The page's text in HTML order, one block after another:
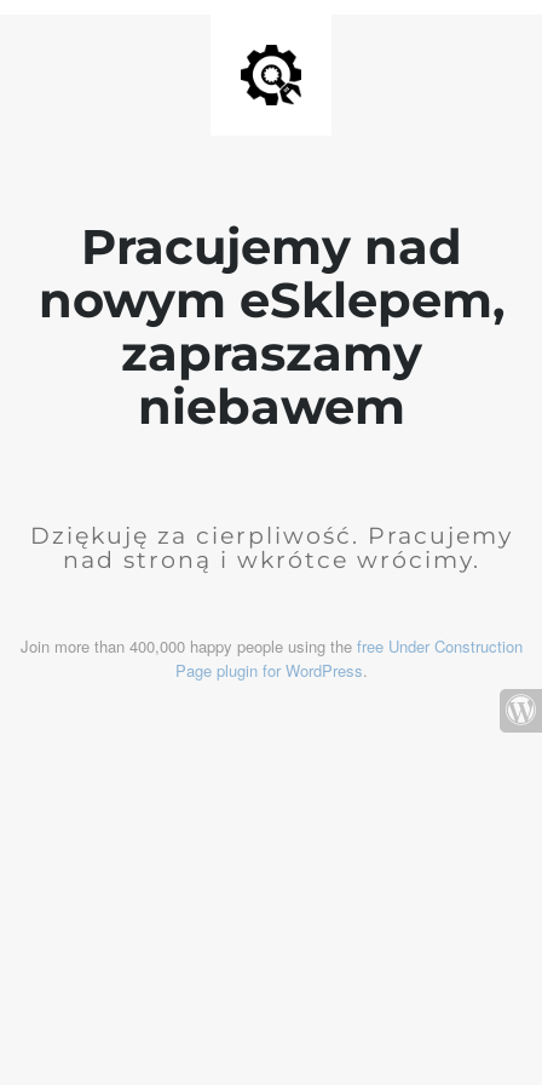
Pracujemy nad
nowym eSklepem,
zapraszamy
niebawem
Dziękuję za cierpliwość. Pracujemy
nad stroną i wkrótce wrócimy.
Join more than 400,000 happy people using the free Under Construction
Page plugin for WordPress.